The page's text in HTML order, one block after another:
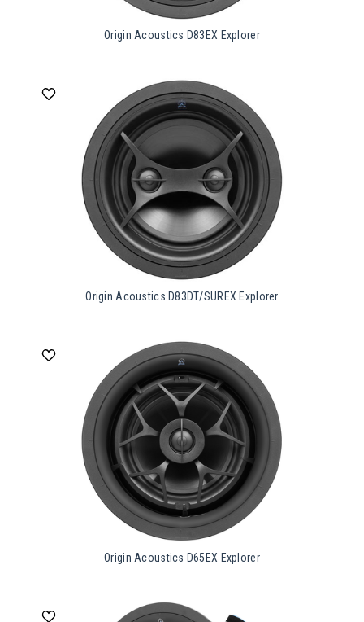
Origin Acoustics D83EX Explorer
Origin Acoustics D83DT/SUREX Explorer
Origin Acoustics D65EX Explorer